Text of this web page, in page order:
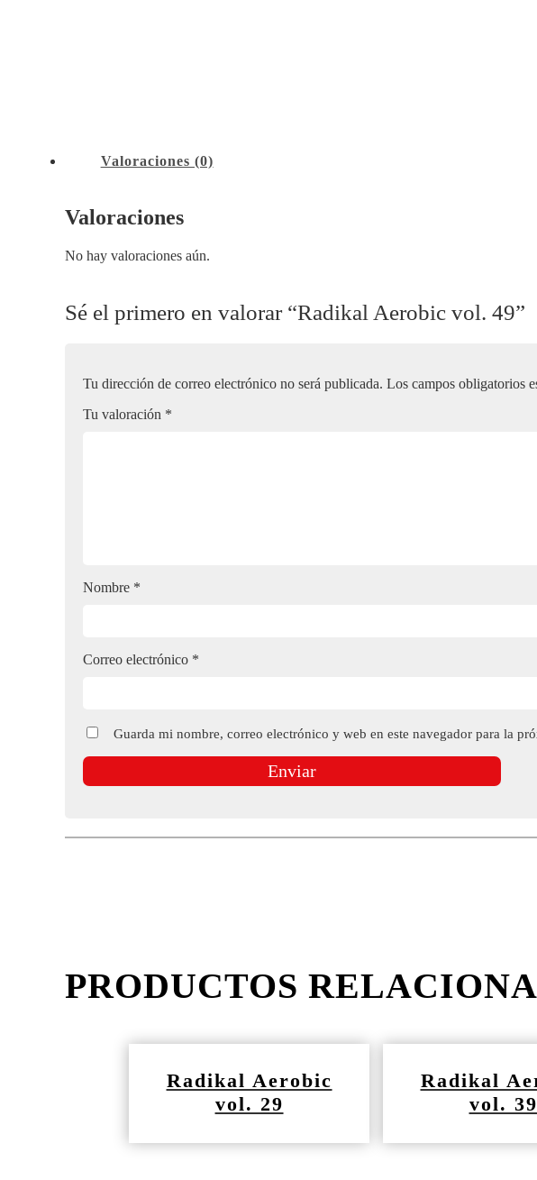
Valoraciones (0)
Valoraciones
No hay valoraciones aún.
Sé el primero en valorar “Radikal Aerobic vol. 49”
Tu dirección de correo electrónico no será publicada. Los campos obligatorios
Tu valoración *
Nombre *
Correo electrónico *
Guarda mi nombre, correo electrónico y web en este navegador para la
PRODUCTOS
Radikal Aerobic
vol. 29
Radikal
vol. 39